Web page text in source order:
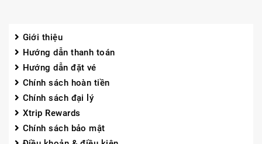
Giới thiệu
Hướng dẫn thanh toán
Hướng dẫn đặt vé
Chính sách hoàn tiền
Chính sách đại lý
Xtrip Rewards
Chính sách bảo mật